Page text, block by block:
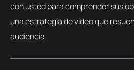
con usted para comprender sus
una estrategia de video que
audiencia.